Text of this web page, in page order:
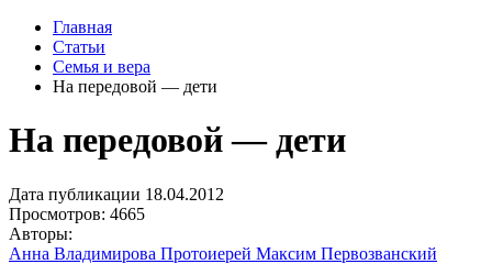
Главная
Статьи
Семья и вера
На передовой — дети
На передовой — дети
Дата публикации 18.04.2012
Просмотров: 4665
Авторы:
Анна Владимирова Протоиерей Максим Первозванский